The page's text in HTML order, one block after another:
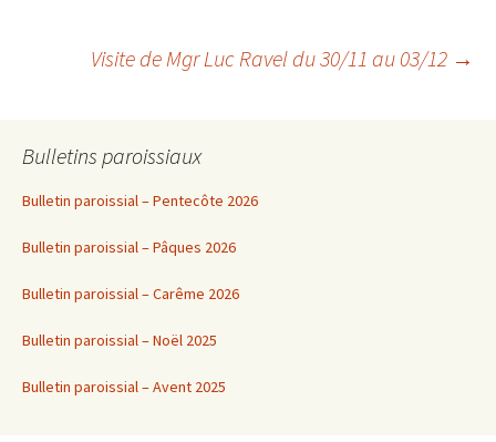
Navigation
des
articles
Visite de Mgr Luc Ravel du 30/11 au 03/12 →
Bulletins paroissiaux
Bulletin paroissial – Pentecôte 2026
Bulletin paroissial – Pâques 2026
Bulletin paroissial – Carême 2026
Bulletin paroissial – Noël 2025
Bulletin paroissial – Avent 2025